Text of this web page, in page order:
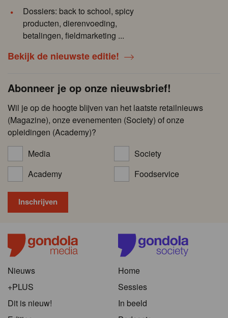
Dossiers: back to school, spicy
producten, dierenvoeding,
betalingen, fieldmarketing ...
Bekijk de nieuwste editie!
Abonneer je op onze nieuwsbrief!
Wil je op de hoogte blijven van het laatste retailnieuws
(Magazine), onze evenementen (Society) of onze
opleidingen (Academy)?
Media
Society
Academy
Foodservice
Nieuws
+PLUS
Dit is nieuw!
Home
Sessies
In beeld